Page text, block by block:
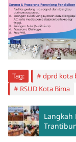
Tag: dprd kota
RSUD Kota Bima
Langkah